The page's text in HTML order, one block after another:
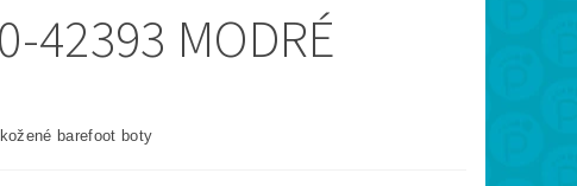
42393 MODRÉ
barefoot boty